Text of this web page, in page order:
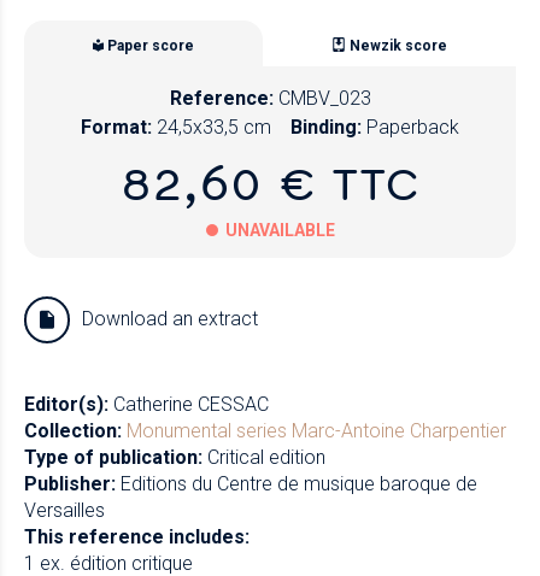
Paper score Newzik score
Reference: CMBV_023
Format: 24,5x33,5 cm Binding: Paperback
82,60 € TTC
UNAVAILABLE
Paper
Newzik
Download an extract
Editor(s): Catherine CESSAC
Collection: Monumental series Marc-Antoine Charpentier
Type of publication: Critical edition
Publisher: Editions du Centre de musique baroque de
Versailles
This reference includes:
1 ex. édition critique